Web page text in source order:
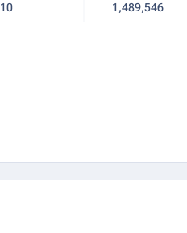
10
1,489,546